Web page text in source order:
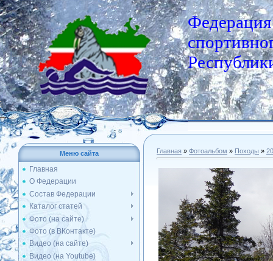
Федерация
Меню сайта
Главная
О Федерации
Состав Федерации
Каталог статей
Фото (на сайте)
Фото (в ВКонтакте)
Видео (на сайте)
Видео (на Youtube)
Главная » Фотоальбом » Походы »